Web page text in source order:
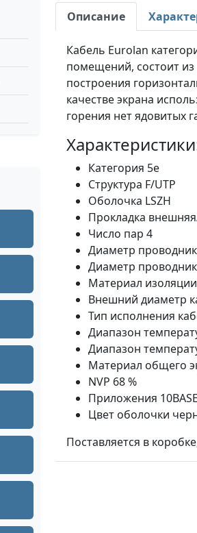
Описание
Кабель Eurolan
помещений, состоит
построения
качестве экрана
горения нет ядовитых
Категория 5e
Структура F/UTP
Оболочка LSZH
Прокладка
Число пар 4
Диаметр
Диаметр
Материал
Внешний диаметр
Тип исполнения
Диапазон
Диапазон
Материал общего
NVP 68 %
Приложения
Цвет оболочки
Поставляется в